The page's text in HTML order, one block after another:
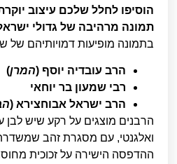
הוסיפו לחלל שלכם עיצוב
תמונה מרהיבה של גדולי
בתמונה מופיעות דמויותיהם של
הרב עובדיה יוסף (המרן)
רבי שמעון בר יוחאי
הרב ישראל אבוחצירא (
הרבנים מוצגים על רקע שיש לבן
ואלגנטי, עם מסגרת זהב שמשדרת
ההדפסה הישירה על זכוכית